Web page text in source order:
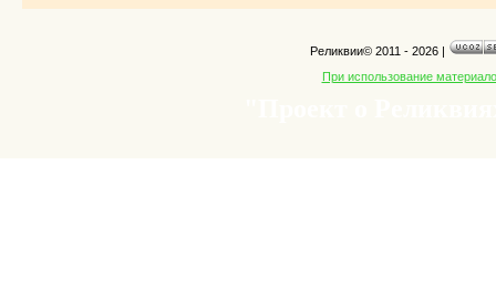
Реликвии© 2011 - 2026|
При использование